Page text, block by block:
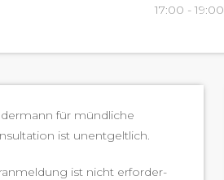
17:00 - 19:00
für mündliche
ist unentgeltlich.
ist nicht erforder­